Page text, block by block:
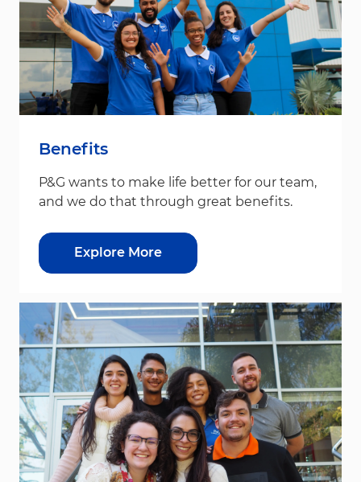
Benefits
P&G wants to make life better for our team,
and we do that through great benefits.
Explore More